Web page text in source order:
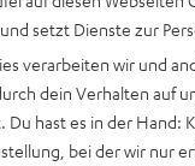
setzt Dienste zur
verarbeiten wir und
dein Verhalten auf
Du hast es in der Hand:
bei der wir nur